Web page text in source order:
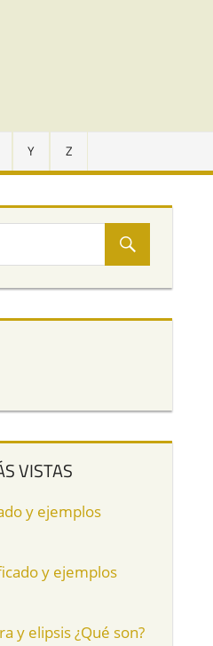
Y Z
VISTAS
y ejemplos
y ejemplos
y elipsis ¿Qué son?